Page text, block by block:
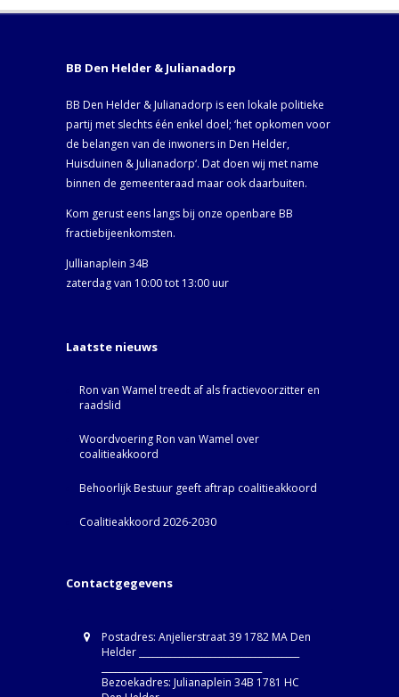
BB Den Helder & Julianadorp
BB Den Helder & Julianadorp is een lokale politieke
partij met slechts één enkel doel; ‘het opkomen voor
de belangen van de inwoners in Den Helder,
Huisduinen & Julianadorp‘. Dat doen wij met name
binnen de gemeenteraad maar ook daarbuiten.
Kom gerust eens langs bij onze openbare BB
fractiebijeenkomsten.
Jullianaplein 34B
zaterdag van 10:00 tot 13:00 uur
Laatste nieuws
Ron van Wamel treedt af als fractievoorzitter en
raadslid
Woordvoering Ron van Wamel over
coalitieakkoord
Behoorlijk Bestuur geeft aftrap coalitieakkoord
Coalitieakkoord 2026-2030
Contactgegevens
Postadres: Anjelierstraat 39 1782 MA Den
Helder ____________________________________
Bezoekadres: Julianaplein 34B 1781 HC